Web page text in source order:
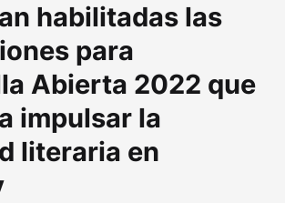
habilitadas las
para
Abierta 2022 que
impulsar la
literaria en